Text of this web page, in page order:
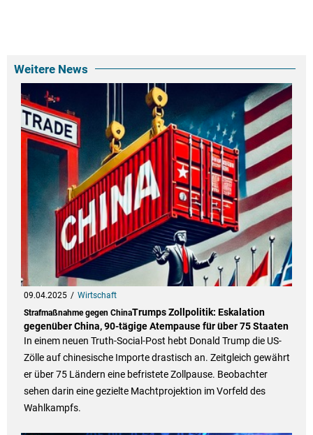
Weitere News
09.04.2025
Wirtschaft
Strafmaßnahme gegen ChinaTrumps Zollpolitik: Eskalation
gegenüber China, 90-tägige Atempause für über 75 Staaten
In einem neuen Truth-Social-Post hebt Donald Trump die US-
Zölle auf chinesische Importe drastisch an. Zeitgleich gewährt
er über 75 Ländern eine befristete Zollpause. Beobachter
sehen darin eine gezielte Machtprojektion im Vorfeld des
Wahlkampfs.